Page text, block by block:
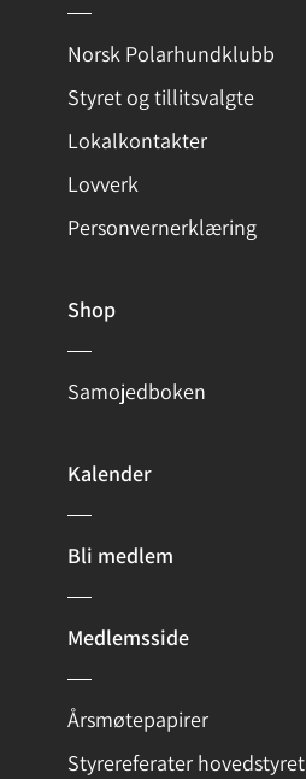
Norsk Polarhundklubb
Styret og tillitsvalgte
Lokalkontakter
Lovverk
Personvernerklæring
Shop
Samojedboken
Kalender
Bli medlem
Medlemsside
Årsmøtepapirer
Styrereferater hovedstyret